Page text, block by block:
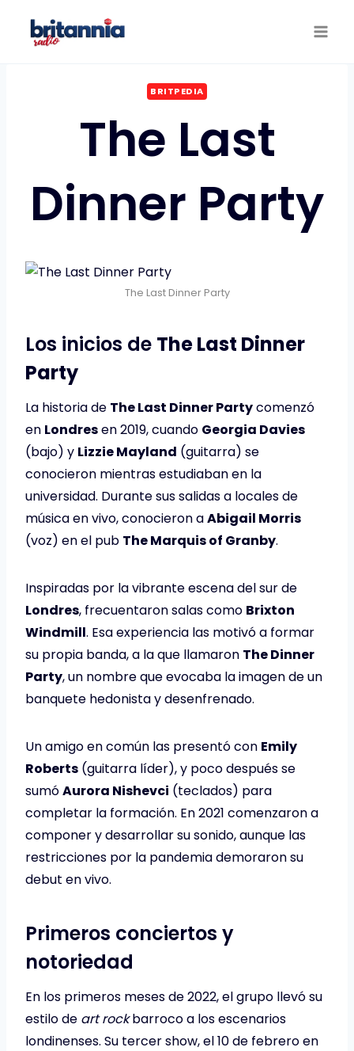
BRITPEDIA
The Last
Dinner Party
The Last Dinner Party
Los inicios de The Last Dinner
Party
La historia de The Last Dinner Partycomenzó
en Londresen 2019, cuando Georgia Davies
(bajo) y Lizzie Mayland (guitarra) se
conocieron mientras estudiaban en la
universidad. Durante sus salidas a locales de
música en vivo, conocieron aAbigail Morris
(voz) en el pub The Marquis of Granby.
Inspiradas por la vibrante escena del sur de
Londres, frecuentaron salas como Brixton
Windmill. Esa experiencia las motivó a formar
su propia banda, a la que llamaron The Dinner
Party, un nombre que evocaba la imagen de un
banquete hedonista y desenfrenado.
Un amigo en común las presentó con Emily
Roberts (guitarra líder), y poco después se
sumóAurora Nishevci (teclados) para
completar la formación. En 2021 comenzaron a
componer y desarrollar su sonido, aunque las
restricciones por la pandemia demoraron su
debut en vivo.
Primeros conciertos y
notoriedad
En los primeros meses de 2022, el grupo llevó su
estilo de art rockbarroco a los escenarios
londinenses. Su tercer show, el 10 de febrero en